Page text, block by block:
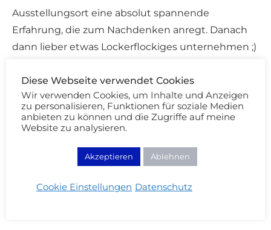
Ausstellungsort eine absolut spannende
Erfahrung, die zum Nachdenken anregt. Danach
dann lieber etwas Lockerflockiges unternehmen ;)
Diese Webseite verwendet Cookies
Wir verwenden Cookies, um Inhalte und Anzeigen
zu personalisieren, Funktionen für soziale Medien
anbieten zu können und die Zugriffe auf meine
Website zu analysieren.
Akzeptieren Ablehnen
Cookie Einstellungen Datenschutz